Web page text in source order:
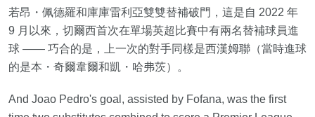
若昂・佩德羅和庫庫雷利亞雙雙替補破門，這是自 2022 年
9 月以來，切爾西首次在單場英超比賽中有兩名替補球員進
球 —— 巧合的是，上一次的對手同樣是西漢姆聯（當時進球
的是本・奇爾韋爾和凱・哈弗茨）。
And Joao Pedro's goal, assisted by Fofana, was the first